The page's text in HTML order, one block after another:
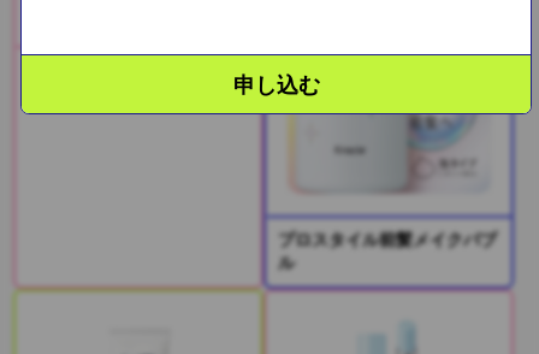
プロスタイル前髪メイクバブ
ル
申し込む